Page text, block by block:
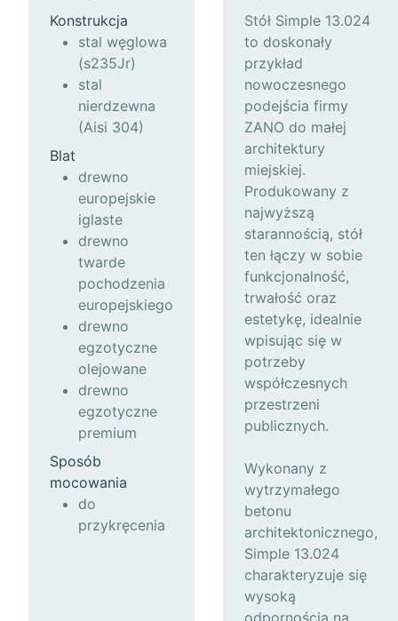
Konstrukcja
stal węglowa
(s235Jr)
stal
nierdzewna
(Aisi 304)
Blat
drewno
europejskie
iglaste
drewno
twarde
pochodzenia
europejskiego
drewno
egzotyczne
olejowane
drewno
egzotyczne
premium
Sposób
mocowania
do
przykręcenia
Stół Simple 13.024
to doskonały
przykład
nowoczesnego
podejścia firmy
ZANO do małej
architektury
miejskiej.
Produkowany z
najwyższą
starannością, stół
ten łączy w sobie
funkcjonalność,
trwałość oraz
estetykę, idealnie
wpisując się w
potrzeby
współczesnych
przestrzeni
publicznych.
Wykonany z
wytrzymałego
betonu
architektonicznego,
Simple 13.024
charakteryzuje się
wysoką
odpornością na